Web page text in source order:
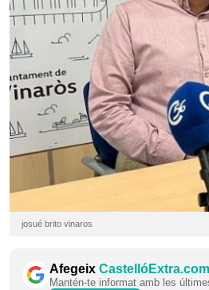
josué brito vinaros
Afegeix CastellóExtra.com
Mantén-te informat amb les